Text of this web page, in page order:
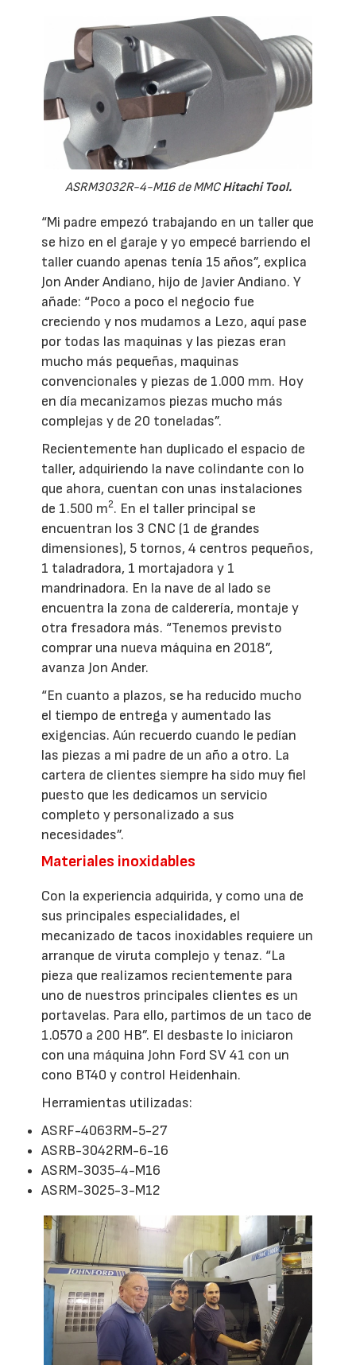
ASRM3032R-4-M16 de MMCHitachi Tool.
“Mi padre empezó trabajando en un taller que
se hizo en el garaje y yo empecé barriendo el
taller cuando apenas tenía 15 años”, explica
Jon Ander Andiano, hijo de Javier Andiano. Y
añade: “Poco a poco el negocio fue
creciendo y nos mudamos a Lezo, aquí pase
por todas las maquinas y las piezas eran
mucho más pequeñas, maquinas
convencionales y piezas de 1.000 mm. Hoy
en día mecanizamos piezas mucho más
complejas y de 20 toneladas”.
Recientemente han duplicado el espacio de
taller, adquiriendo la nave colindante con lo
que ahora, cuentan con unas instalaciones
de 1.500 m2. En el taller principal se
encuentran los 3 CNC (1 de grandes
dimensiones), 5 tornos, 4 centros pequeños,
1 taladradora, 1 mortajadora y 1
mandrinadora. En la nave de al lado se
encuentra la zona de calderería, montaje y
otra fresadora más. “Tenemos previsto
comprar una nueva máquina en 2018”,
avanza Jon Ander.
“En cuanto a plazos, se ha reducido mucho
el tiempo de entrega y aumentado las
exigencias. Aún recuerdo cuando le pedían
las piezas a mi padre de un año a otro. La
cartera de clientes siempre ha sido muy fiel
puesto que les dedicamos un servicio
completo y personalizado a sus
necesidades”.
Materiales inoxidables
Con la experiencia adquirida, y como una de
sus principales especialidades, el
mecanizado de tacos inoxidables requiere un
arranque de viruta complejo y tenaz. “La
pieza que realizamos recientemente para
uno de nuestros principales clientes es un
portavelas. Para ello, partimos de un taco de
1.0570 a 200 HB”. El desbaste lo iniciaron
con una máquina John Ford SV 41 con un
cono BT40 y control Heidenhain.
Herramientas utilizadas:
ASRF-4063RM-5-27
ASRB-3042RM-6-16
ASRM-3035-4-M16
ASRM-3025-3-M12